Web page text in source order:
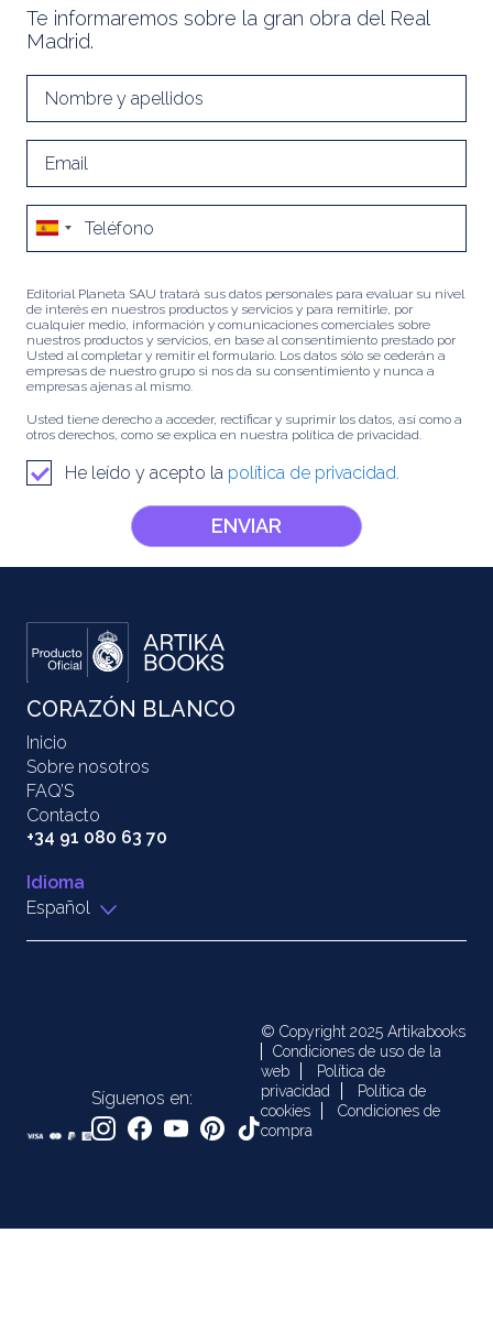
Te informaremos sobre la gran obra del Real
Madrid.
Editorial Planeta SAU tratará sus datos personales para evaluar su nivel
de interés en nuestros productos y servicios y para remitirle, por
cualquier medio, información y comunicaciones comerciales sobre
nuestros productos y servicios, en base al consentimiento prestado por
Usted al completar y remitir el formulario. Los datos sólo se cederán a
empresas de nuestro grupo si nos da su consentimiento y nunca a
empresas ajenas al mismo.
Usted tiene derecho a acceder, rectificar y suprimir los datos, así como a
otros derechos, como se explica en nuestra política de privacidad.
He leído y acepto la política de privacidad.
ENVIAR
CORAZÓN BLANCO
Inicio
Sobre nosotros
FAQ’S
Contacto
+34 91 080 63 70
Idioma
Español
Síguenos en:
© Copyright 2025 Artikabooks
Condiciones de uso de la
web
Política de
privacidad
Política de
cookies
Condiciones de
compra